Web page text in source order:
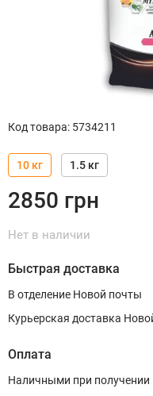
Код товара: 5734211
10 кг 1.5 кг
2850 грн
Нет в наличии
Быстрая доставка
В отделение Новой почты
Курьерская доставка
Оплата
Наличными при получении